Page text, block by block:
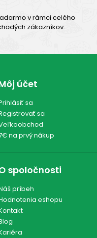
v rámci celého
zákazníkov.
účet
sa
sa
na prvý nákup
spoločnosti
príbeh
eshopu